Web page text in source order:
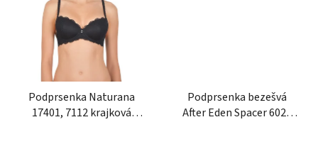
Podprsenka Naturana
17401, 7112 krajková
Podprsenka bezešvá
After Eden Spacer 6020